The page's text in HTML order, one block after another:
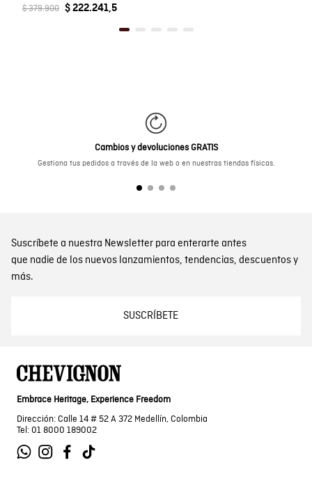
$ 379.900 $ 222.241,5
Cambios y devoluciones GRATIS
Gestiona tus pedidos a través de la web o en nuestras tiendas físicas.
Suscríbete a nuestra Newsletter para enterarte antes
que nadie de los nuevos lanzamientos, tendencias, descuentos y
más.
SUSCRÍBETE
Embrace Heritage, Experience Freedom
Dirección: Calle 14 # 52 A 372 Medellín, Colombia
Tel: 01 8000 189002